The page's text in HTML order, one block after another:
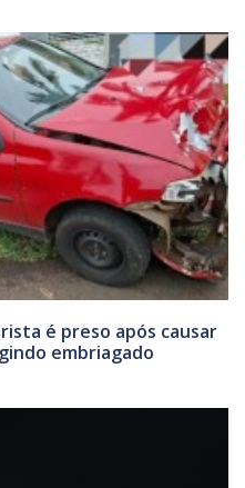
é preso após causar
embriagado